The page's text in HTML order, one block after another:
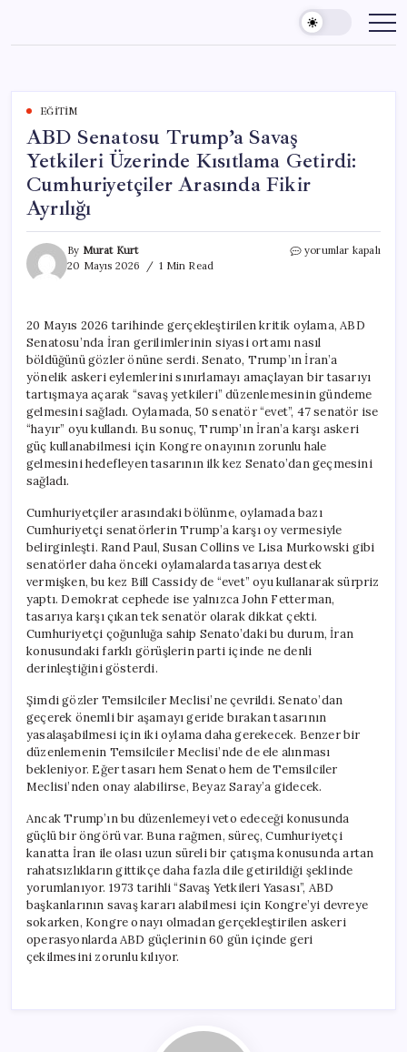
content
EĞITIM
ABD Senatosu Trump’a Savaş
Yetkileri Üzerinde Kısıtlama Getirdi:
Cumhuriyetçiler Arasında Fikir
Ayrılığı
By Murat Kurt
20 Mayıs 2026
1 Min Read
ABD
Üzerinde
Kısıtlama
Getirdi:
Cumhuriyetçiler
Arasında
Fikir
Ayrılığı
için
yorumlar kapalı
20 Mayıs 2026 tarihinde gerçekleştirilen kritik oylama, ABD
Senatosu’nda İran gerilimlerinin siyasi ortamı nasıl
böldüğünü gözler önüne serdi. Senato, Trump’ın İran’a
yönelik askeri eylemlerini sınırlamayı amaçlayan bir tasarıyı
tartışmaya açarak “savaş yetkileri” düzenlemesinin gündeme
gelmesini sağladı. Oylamada, 50 senatör “evet”, 47 senatör ise
“hayır” oyu kullandı. Bu sonuç, Trump’ın İran’a karşı askeri
güç kullanabilmesi için Kongre onayının zorunlu hale
gelmesini hedefleyen tasarının ilk kez Senato’dan geçmesini
sağladı.
Cumhuriyetçiler arasındaki bölünme, oylamada bazı
Cumhuriyetçi senatörlerin Trump’a karşı oy vermesiyle
belirginleşti. Rand Paul, Susan Collins ve Lisa Murkowski gibi
senatörler daha önceki oylamalarda tasarıya destek
vermişken, bu kez Bill Cassidy de “evet” oyu kullanarak sürpriz
yaptı. Demokrat cephede ise yalnızca John Fetterman,
tasarıya karşı çıkan tek senatör olarak dikkat çekti.
Cumhuriyetçi çoğunluğa sahip Senato’daki bu durum, İran
konusundaki farklı görüşlerin parti içinde ne denli
derinleştiğini gösterdi.
Şimdi gözler Temsilciler Meclisi’ne çevrildi. Senato’dan
geçerek önemli bir aşamayı geride bırakan tasarının
yasalaşabilmesi için iki oylama daha gerekecek. Benzer bir
düzenlemenin Temsilciler Meclisi’nde de ele alınması
bekleniyor. Eğer tasarı hem Senato hem de Temsilciler
Meclisi’nden onay alabilirse, Beyaz Saray’a gidecek.
Ancak Trump’ın bu düzenlemeyi veto edeceği konusunda
güçlü bir öngörü var. Buna rağmen, süreç, Cumhuriyetçi
kanatta İran ile olası uzun süreli bir çatışma konusunda artan
rahatsızlıkların gittikçe daha fazla dile getirildiği şeklinde
yorumlanıyor. 1973 tarihli “Savaş Yetkileri Yasası”, ABD
başkanlarının savaş kararı alabilmesi için Kongre’yi devreye
sokarken, Kongre onayı olmadan gerçekleştirilen askeri
operasyonlarda ABD güçlerinin 60 gün içinde geri
çekilmesini zorunlu kılıyor.